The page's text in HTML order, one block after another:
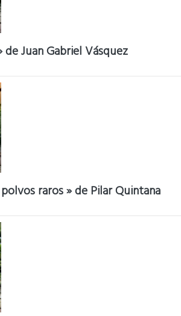
Juan Gabriel Vásquez
raros » de Pilar Quintana